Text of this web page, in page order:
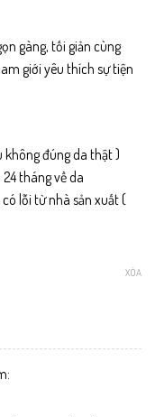
gàng, tối giản cùng
giới yêu thích sự tiện
không đúng da thật )
tháng về da
lỗi từ nhà sản xuất (
XÓA